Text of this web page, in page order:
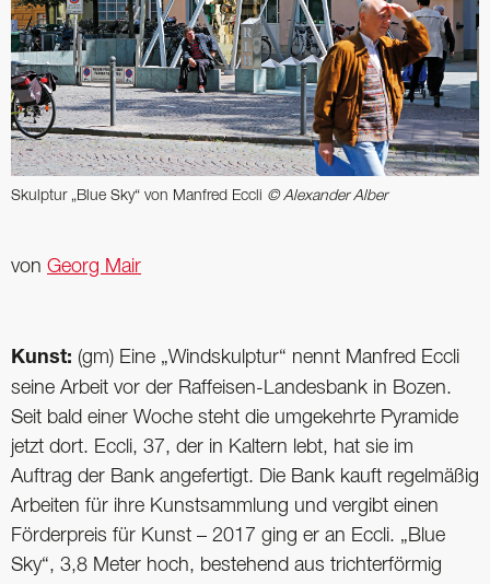
Skulptur „Blue Sky“ von Manfred Eccli © Alexander Alber
von Georg Mair
Kunst: (gm) Eine „Windskulptur“ nennt Manfred Eccli
seine Arbeit vor der Raffeisen-Landesbank in Bozen.
Seit bald einer Woche steht die umgekehrte Pyramide
jetzt dort. Eccli, 37, der in Kaltern lebt, hat sie im
Auftrag der Bank angefertigt. Die Bank kauft regelmäßig
Arbeiten für ihre Kunstsammlung und vergibt einen
Förderpreis für Kunst – 2017 ging er an Eccli. „Blue
Sky“, 3,8 Meter hoch, bestehend aus trichterförmig